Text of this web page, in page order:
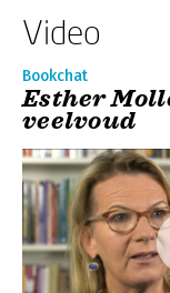
Video
Bookchat
Esther
veelvoud